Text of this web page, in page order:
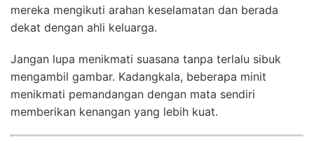
mereka mengikuti arahan keselamatan dan berada
dekat dengan ahli keluarga.
Jangan lupa menikmati suasana tanpa terlalu sibuk
mengambil gambar. Kadangkala, beberapa minit
menikmati pemandangan dengan mata sendiri
memberikan kenangan yang lebih kuat.